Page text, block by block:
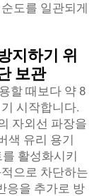
도를 일관되게
지하기 위
보관
할 때보다 약 8
시작합니다.
자외선 파장을
색 유리 용기
활성화시키
으로 차단하는
응을 추가로 방